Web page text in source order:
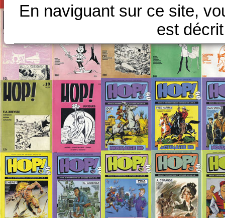
En naviguant sur ce site,
est